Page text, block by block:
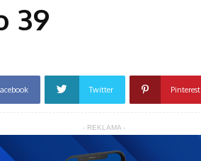
39
Twitter Pinterest
- REKLAMA -